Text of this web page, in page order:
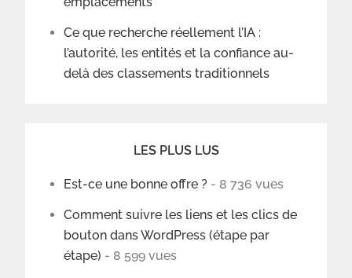
Ce que recherche réellement l’IA :
l’autorité, les entités et la confiance au-
delà des classements traditionnels
LES PLUS LUS
Est-ce une bonne offre ? - 8 736 vues
Comment suivre les liens et les clics de
bouton dans WordPress (étape par
étape) - 8 599 vues